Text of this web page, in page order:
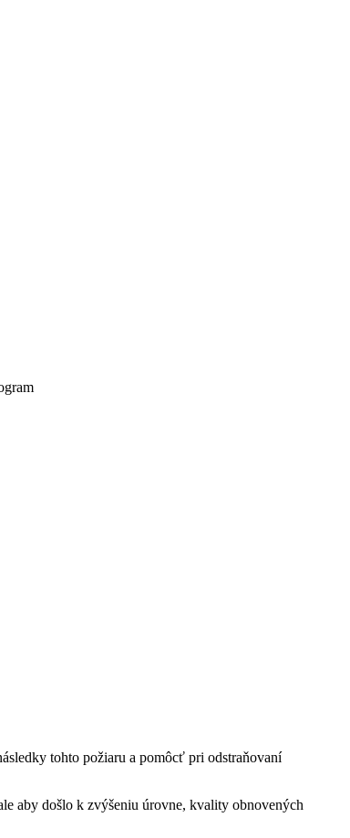
tohto požiaru a pomôcť pri odstraňovaní
aby došlo k zvýšeniu úrovne, kvality obnovených